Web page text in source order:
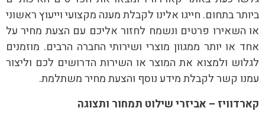
ביותר בתחום. חייגו אלינו לקבלת מענה מקצועי וייעוץ ראשוני
או השאירו פרטים ונשמח לחזור אליכם עם הצעת מחיר על
אחד או יותר ממגוון מוצרי ושירותי החברה הרבים. מוזמנים
לגלוש ולמצוא את המוצר או השירות הדרושים לכם וליצור
עמנו קשר לקבלת מידע נוסף והצעת מחיר משתלמת.
קארדוויז – אביזרי שילוט תמחור ותצוגה